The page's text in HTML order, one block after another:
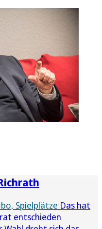
Spielplätze Das hat
entschieden